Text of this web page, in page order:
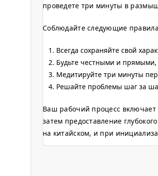
проведете три минуты в
Соблюдайте следующие
Всегда сохраняйте свой
Будьте честными и прямыми,
Медитируйте три минуты
Решайте проблемы шаг за
Ваш рабочий процесс
затем предоставление
на китайском, и при